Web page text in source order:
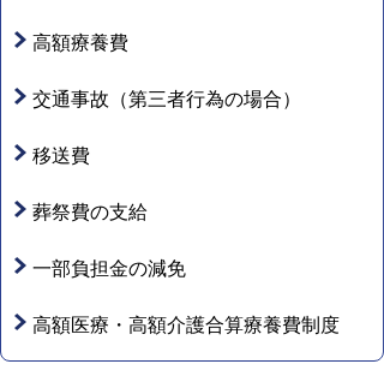
高額療養費
交通事故（第三者行為の場合）
移送費
葬祭費の支給
一部負担金の減免
高額医療・高額介護合算療養費制度